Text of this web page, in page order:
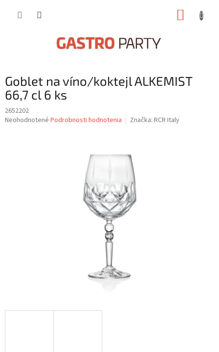
Goblet na víno/koktejl ALKEMIST
66,7 cl 6 ks
2652202
Priemerné
Neohodnotené Podrobnosti hodnotenia Značka: RCR Italy